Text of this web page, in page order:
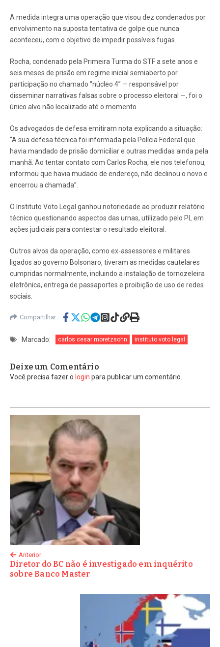
A medida integra uma operação que visou dez condenados por
envolvimento na suposta tentativa de golpe que nunca
aconteceu, com o objetivo de impedir possíveis fugas.
Rocha, condenado pela Primeira Turma do STF a sete anos e
seis meses de prisão em regime inicial semiaberto por
participação no chamado “núcleo 4” — responsável por
disseminar narrativas falsas sobre o processo eleitoral —, foi o
único alvo não localizado até o momento.
Os advogados de defesa emitiram nota explicando a situação:
“A sua defesa técnica foi informada pela Polícia Federal que
havia mandado de prisão domiciliar e outras medidas ainda pela
manhã. Ao tentar contato com Carlos Rocha, ele nos telefonou,
informou que havia mudado de endereço, não declinou o novo e
encerrou a chamada”.
O Instituto Voto Legal ganhou notoriedade ao produzir relatório
técnico questionando aspectos das urnas, utilizado pelo PL em
ações judiciais para contestar o resultado eleitoral.
Outros alvos da operação, como ex-assessores e militares
ligados ao governo Bolsonaro, tiveram as medidas cautelares
cumpridas normalmente, incluindo a instalação de tornozeleira
eletrônica, entrega de passaportes e proibição de uso de redes
sociais.
Compartilhar
Marcado: carlos cesar moretzsohn instituto voto legal
Deixe um Comentário
Você precisa fazer o login para publicar um comentário.
Anterior
Diretor do BC não é investigado em inquérito
sobre Banco Master